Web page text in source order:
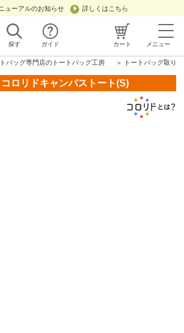
ューアルのお知らせ 詳しくはこちら
探す ガイド カート メニュー
バッグ専門店のトートバッグ工房 ＞ トートバッグ取り
コロリドキャンバストート(S)